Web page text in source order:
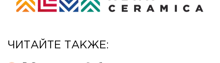
ЧИТАЙТЕ ТАКЖЕ: